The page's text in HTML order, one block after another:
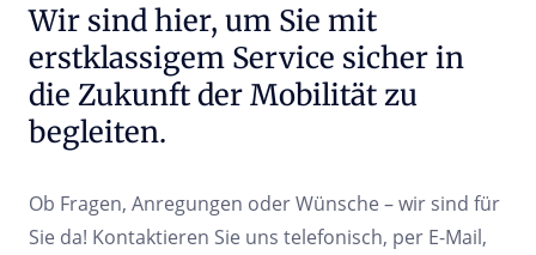
Wir sind hier, um Sie mit
erstklassigem Service sicher in
die Zukunft der Mobilität zu
begleiten.
Ob Fragen, Anregungen oder Wünsche – wir sind für
Sie da! Kontaktieren Sie uns telefonisch, per E-Mail,